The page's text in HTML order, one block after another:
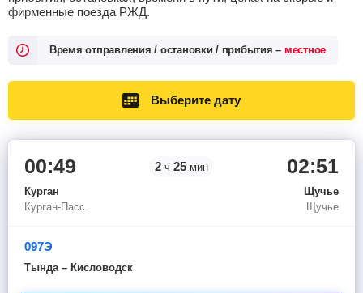
фирменные поезда РЖД.
Время отправления / остановки / прибытия – местное
Выберите дату
00:49
Курган
Курган-Пасс.
2 ч 25 мин 02:51
Щучье
Щучье
097Э
Тында – Кисловодск